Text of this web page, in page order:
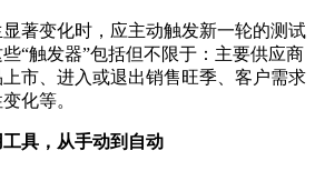
著变化时，应主动触发新一轮的测试
“触发器”包括但不限于：主要供应商
市、进入或退出销售旺季、客户需求
化等。
具，从手动到自动